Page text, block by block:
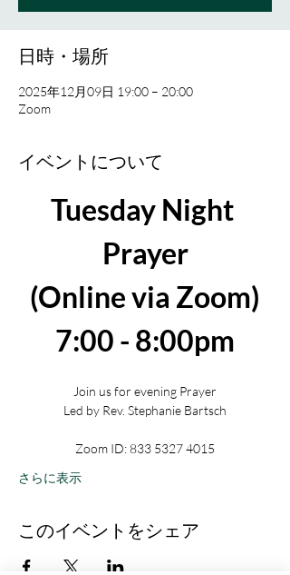
日時・場所
2025年12月09日 19:00 – 20:00
Zoom
イベントについて
Tuesday Night
Prayer
(Online via Zoom)
7:00 - 8:00pm
Join us for evening Prayer
Led by Rev. Stephanie Bartsch
Zoom ID: 833 5327 4015
さらに表示
このイベントをシェア